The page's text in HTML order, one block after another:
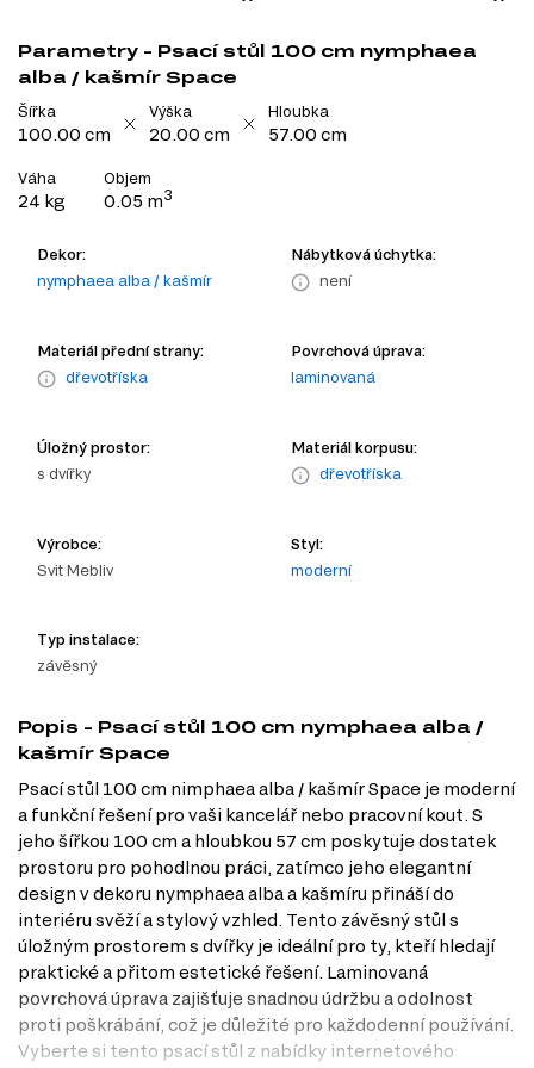
Parametry - Psací stůl 100 cm nymphaea
alba / kašmír Space
Šířka
100.00 cm
Výška
20.00 cm
Hloubka
57.00 cm
Váha
24 kg
Objem
0.05 m3
Dekor:
nymphaea alba / kašmír
Nábytková úchytka:
není
Materiál přední strany:
dřevotříska
Povrchová úprava:
laminovaná
Úložný prostor:
s dvířky
Materiál korpusu:
dřevotříska
Výrobce:
Svit Mebliv
Styl:
moderní
Typ instalace:
závěsný
Popis - Psací stůl 100 cm nymphaea alba /
kašmír Space
Psací stůl 100 cm nimphaea alba / kašmír Space je moderní
a funkční řešení pro vaši kancelář nebo pracovní kout. S
jeho šířkou 100 cm a hloubkou 57 cm poskytuje dostatek
prostoru pro pohodlnou práci, zatímco jeho elegantní
design v dekoru nymphaea alba a kašmíru přináší do
interiéru svěží a stylový vzhled. Tento závěsný stůl s
úložným prostorem s dvířky je ideální pro ty, kteří hledají
praktické a přitom estetické řešení. Laminovaná
povrchová úprava zajišťuje snadnou údržbu a odolnost
proti poškrábání, což je důležité pro každodenní používání.
Vyberte si tento psací stůl z nabídky internetového